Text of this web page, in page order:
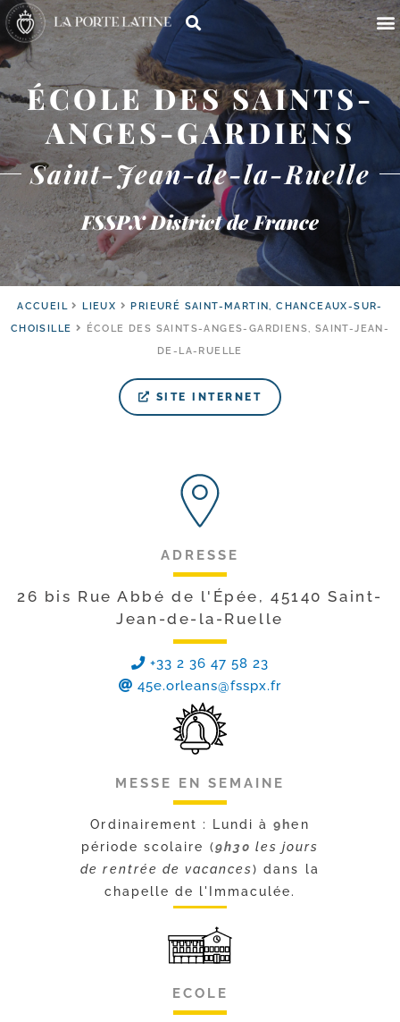
ÉCOLE DES SAINTS-
ANGES-GARDIENS
Saint-Jean-de-la-Ruelle
FSSPX District de France
ACCUEIL LIEUX
PRIEURÉ SAINT-MARTIN, CHANCEAUX-SUR-
CHOISILLE
ÉCOLE DES SAINTS-ANGES-GARDIENS, SAINT-JEAN-
DE-LA-RUELLE
SITE INTERNET
ADRESSE
26 bis Rue Abbé de l'Épée, 45140 Saint-
Jean-de-la-Ruelle
+33 2 36 47 58 23
45e.orleans@fsspx.fr
MESSE EN SEMAINE
Ordinairement : Lundi à9hen
période scolaire (9h30 les jours
de rentrée de vacances) dans la
chapelle de l'Immaculée.
ECOLE